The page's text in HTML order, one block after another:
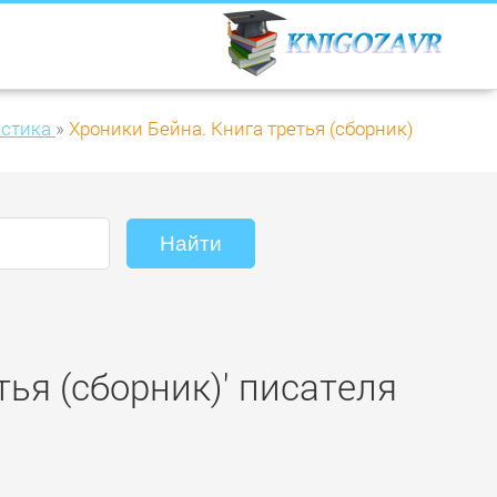
» Хроники Бейна. Книга третья (сборник)
(сборник)' писателя